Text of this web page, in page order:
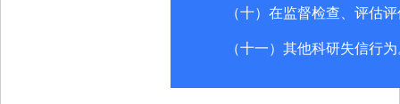
（十）在监督检查、评估
（十一）其他科研失信行